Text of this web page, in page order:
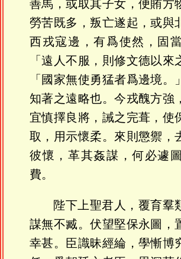
善馬，或取其子女，便賄方
勞苦既多，叛亡遂起，或與
西戎寇邊，有爲使然，固
「遠人不服，則修文德以來
「國家無使勇猛者爲邊境。
知著之遠略也。今戎醜方強
宜慎擇良將，誡之完葺，使
取，用示懷柔。來則懲禦，
彼懷，革其姦謀，何必遽
費。
陛下上聖君人，覆育羣
謀無不臧。伏望堅保永圖，
幸甚。臣識昧經綸，學慚博